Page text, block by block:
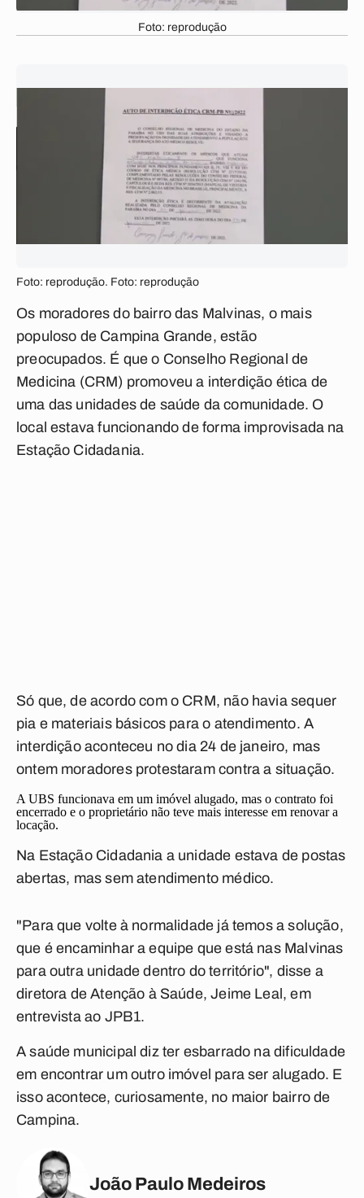
Foto: reprodução
Foto: reprodução. Foto: reprodução
Os moradores do bairro das Malvinas, o mais
populoso de Campina Grande, estão
preocupados. É que o Conselho Regional de
Medicina (CRM) promoveu a interdição ética de
uma das unidades de saúde da comunidade. O
local estava funcionando de forma improvisada na
Estação Cidadania.
Só que, de acordo com o CRM, não havia sequer
pia e materiais básicos para o atendimento. A
interdição aconteceu no dia 24 de janeiro, mas
ontem moradores protestaram contra a situação.
A UBS funcionava em um imóvel alugado, mas o contrato foi
encerrado e o proprietário não teve mais interesse em renovar a
locação.
Na Estação Cidadania a unidade estava de postas
abertas, mas sem atendimento médico.
"Para que volte à normalidade já temos a solução,
que é encaminhar a equipe que está nas Malvinas
para outra unidade dentro do território", disse a
diretora de Atenção à Saúde, Jeime Leal, em
entrevista ao JPB1.
A saúde municipal diz ter esbarrado na dificuldade
em encontrar um outro imóvel para ser alugado. E
isso acontece, curiosamente, no maior bairro de
Campina.
João Paulo Medeiros